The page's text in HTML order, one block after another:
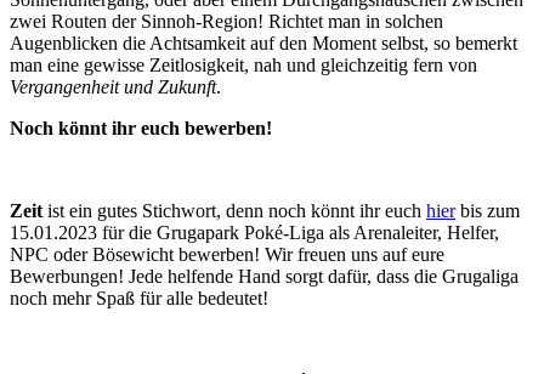
zwei Routen der Sinnoh-Region! Richtet man in solchen
Augenblicken die Achtsamkeit auf den Moment selbst, so bemerkt
man eine gewisse Zeitlosigkeit, nah und gleichzeitig fern von
Vergangenheit und Zukunft.
Noch könnt ihr euch bewerben!
Zeit ist ein gutes Stichwort, denn noch könnt ihr euch hierbis zum
15.01.2023 für die Grugapark Poké-Liga als Arenaleiter, Helfer,
NPC oder Bösewicht bewerben! Wir freuen uns auf eure
Bewerbungen! Jede helfende Hand sorgt dafür, dass die Grugaliga
noch mehr Spaß für alle bedeutet!